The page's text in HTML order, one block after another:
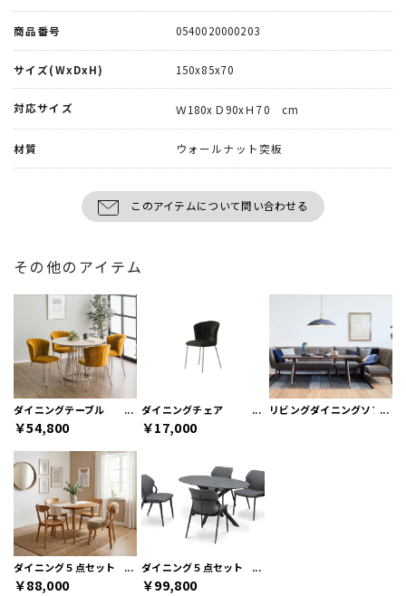
商品番号 0540020000203
サイズ(WxDxH) 150x85x70
対応サイズ Ｗ180xＤ90xＨ70 cm
材質 ウォールナット突板
このアイテムについて問い合わせる
その他のアイテム
ダイニングテーブル
￥54,800
ダイニングチェア
￥17,000
リビングダイニングソファ
ダイニング５点セット
￥88,000
ダイニング５点セット
￥99,800